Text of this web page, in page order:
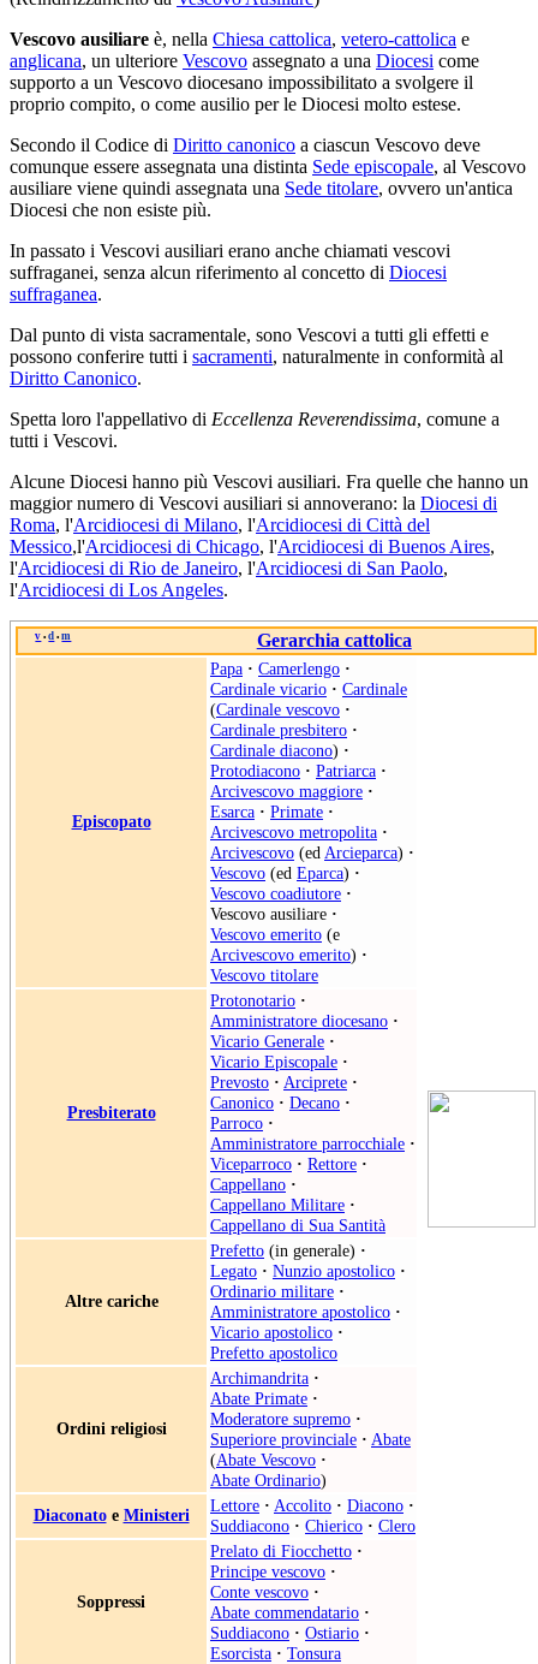
Vescovo ausiliare è, nella Chiesa cattolica, vetero-cattolica e
anglicana, un ulteriore Vescovo assegnato a una Diocesi come
supporto a un Vescovo diocesano impossibilitato a svolgere il
proprio compito, o come ausilio per le Diocesi molto estese.
Secondo il Codice di Diritto canonico a ciascun Vescovo deve
comunque essere assegnata una distinta Sede episcopale, al Vescovo
ausiliare viene quindi assegnata una Sede titolare, ovvero un'antica
Diocesi che non esiste più.
In passato i Vescovi ausiliari erano anche chiamati vescovi
suffraganei, senza alcun riferimento al concetto di Diocesi
suffraganea.
Dal punto di vista sacramentale, sono Vescovi a tutti gli effetti e
possono conferire tutti i sacramenti, naturalmente in conformità al
Diritto Canonico.
Spetta loro l'appellativo di Eccellenza Reverendissima, comune a
tutti i Vescovi.
Alcune Diocesi hanno più Vescovi ausiliari. Fra quelle che hanno un
maggior numero di Vescovi ausiliari si annoverano: la Diocesi di
Roma, l'Arcidiocesi di Milano, l'Arcidiocesi di Città del
Messico,l'Arcidiocesi di Chicago, l'Arcidiocesi di Buenos Aires,
l'Arcidiocesi di Rio de Janeiro, l'Arcidiocesi di San Paolo,
l'Arcidiocesi di Los Angeles.
v • d • m Gerarchia cattolica
Episcopato
Papa · Camerlengo ·
Cardinale vicario · Cardinale
(Cardinale vescovo ·
Cardinale presbitero ·
Cardinale diacono) ·
Protodiacono · Patriarca ·
Arcivescovo maggiore ·
Esarca · Primate ·
Arcivescovo metropolita ·
Arcivescovo (ed Arcieparca) ·
Vescovo (ed Eparca) ·
Vescovo coadiutore ·
Vescovo ausiliare ·
Vescovo emerito (e
Arcivescovo emerito) ·
Vescovo titolare
Presbiterato
Protonotario ·
Amministratore diocesano ·
Vicario Generale ·
Vicario Episcopale ·
Prevosto · Arciprete ·
Canonico · Decano ·
Parroco ·
Amministratore parrocchiale ·
Viceparroco · Rettore ·
Cappellano ·
Cappellano Militare ·
Cappellano di Sua Santità
Altre cariche
Prefetto (in generale) ·
Legato · Nunzio apostolico ·
Ordinario militare ·
Amministratore apostolico ·
Vicario apostolico ·
Prefetto apostolico
Ordini religiosi
Archimandrita ·
Abate Primate ·
Moderatore supremo ·
Superiore provinciale · Abate
(Abate Vescovo ·
Abate Ordinario)
Diaconatoe Ministeri Lettore · Accolito · Diacono ·
Suddiacono · Chierico · Clero
Soppressi
Prelato di Fiocchetto ·
Principe vescovo ·
Conte vescovo ·
Abate commendatario ·
Suddiacono · Ostiario ·
Esorcista · Tonsura